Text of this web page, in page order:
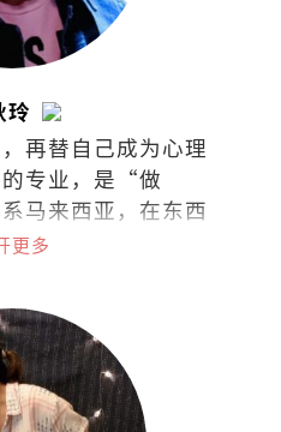
玲
再替自己成为心理
专业，是“做
马来西亚，在东西
扯化成视野，把矛
更多